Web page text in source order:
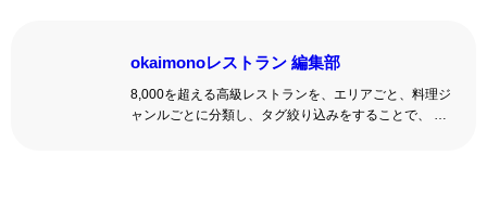
okaimonoレストラン 編集部
8,000を超える高級レストランを、エリアごと、料理ジ
ャンルごとに分類し、タグ絞り込みをすることで、 い